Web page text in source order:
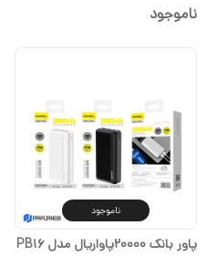
ناموجود
ناموجود
پاور بانک 20000پاواریال مدل PB16